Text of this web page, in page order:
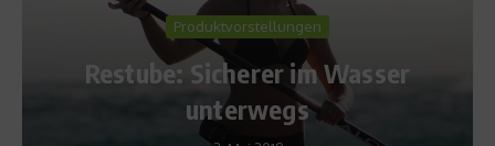
im Wasser
Drazen
Vermächtnis